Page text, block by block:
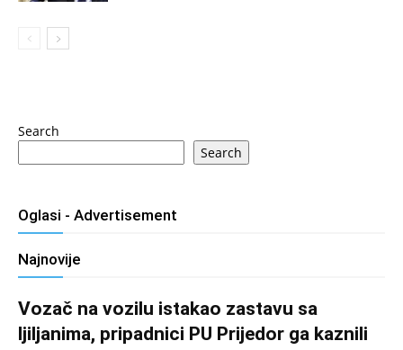
Search
Search
Oglasi - Advertisement
Najnovije
Vozač na vozilu istakao zastavu sa
ljiljanima, pripadnici PU Prijedor ga kaznili
Salim D. - August 7, 2026